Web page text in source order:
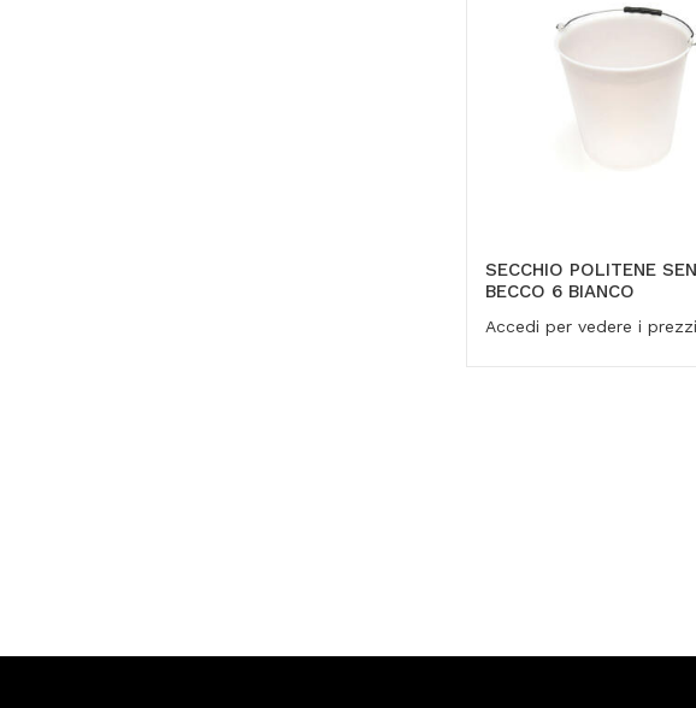
SECCHIO POLITENE
BECCO 6 BIANCO
Accedi per vedere i prezzi